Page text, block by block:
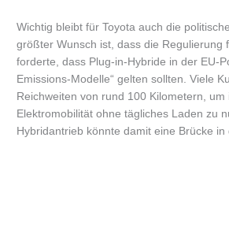
Wichtig bleibt für Toyota auch die
größter Wunsch ist, dass die Regulierung
forderte, dass Plug-in-Hybride in der EU-
Emissions-Modelle“ gelten sollten. Viele
Reichweiten von rund 100 Kilometern, um
Elektromobilität ohne tägliches Laden zu
Hybridantrieb könnte damit eine Brücke